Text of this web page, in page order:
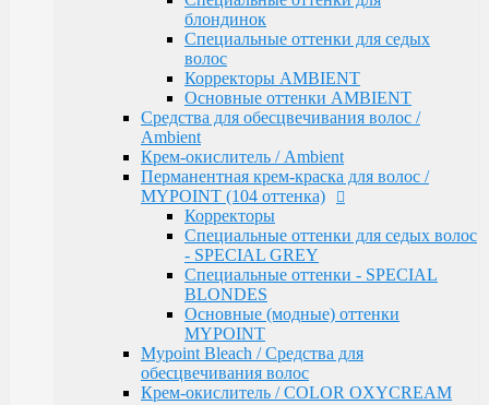
Mypoint Bleach / Средства для
обесцвечивания волос
Крем-окислитель / COLOR OXYCREAM
Гель-краска для волос тон в тон MYPOINT
(33 оттенка)
Активаторы для окрашивания волос гель-
краской тон в тон
MYPOINT / Краска для бровей и ресниц
BTX Forte / Трехэтапная программа
реконструкции волос
Ambient Form / Долговременная укладка волос
Ambient Expert Pro / Процедуры ухода за волосами
AMBIENT Moisture / Для ухода за сухими и
ломкими волосами
Ambient Volume / Для тонких волос
AMBIENT LONG / Ухода за длинными волосами
AMBIENT Revival / Для восстановления
поврежденных волос
AMBIENT Anti Yellow / Для нейтрализации
желтых оттенков на светлых волосах
блондинок
Специальные оттенки для седых
волос
Корректоры AMBIENT
Основные оттенки AMBIENT
Средства для обесцвечивания волос /
Ambient
Крем-окислитель / Ambient
Перманентная крем-краска для волос /
MYPOINT (104 оттенка)
Корректоры
Специальные оттенки для седых волос
- SPECIAL GREY
Специальные оттенки - SPECIAL
BLONDES
Основные (модные) оттенки
MYPOINT
Mypoint Bleach / Средства для
обесцвечивания волос
Крем-окислитель / COLOR OXYCREAM